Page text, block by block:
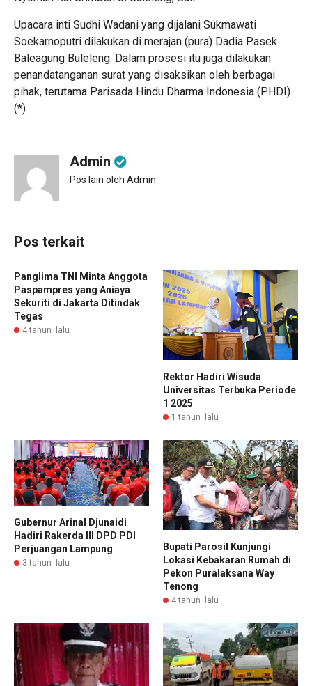
Upacara inti Sudhi Wadani yang dijalani Sukmawati
Soekarnoputri dilakukan di merajan (pura) Dadia Pasek
Baleagung Buleleng. Dalam prosesi itu juga dilakukan
penandatanganan surat yang disaksikan oleh berbagai
pihak, terutama Parisada Hindu Dharma Indonesia (PHDI).
(*)
Admin
Pos lain oleh Admin
Pos terkait
Panglima TNI Minta Anggota
Paspampres yang Aniaya
Sekuriti di Jakarta Ditindak
Tegas
4 tahun lalu
Rektor Hadiri Wisuda
Universitas Terbuka Periode
1 2025
1 tahun lalu
Gubernur Arinal Djunaidi
Hadiri Rakerda III DPD PDI
Perjuangan Lampung
3 tahun lalu
Bupati Parosil Kunjungi
Lokasi Kebakaran Rumah di
Pekon Puralaksana Way
Tenong
4 tahun lalu